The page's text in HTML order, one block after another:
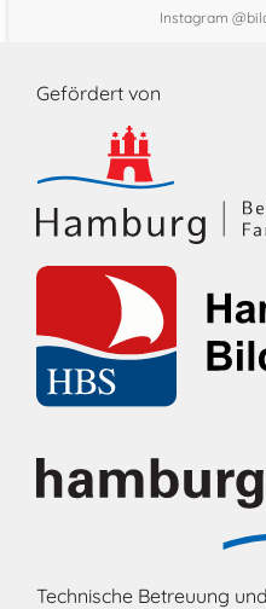
Instagram
Gefördert von
Technische Betreuung